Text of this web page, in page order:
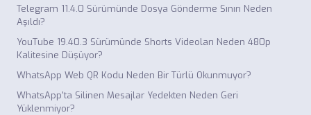
Telegram 11.4.0 Sürümünde Dosya Gönderme Sınırı Neden
Aşıldı?
YouTube 19.40.3 Sürümünde Shorts Videoları Neden 480p
Kalitesine Düşüyor?
WhatsApp Web QR Kodu Neden Bir Türlü Okunmuyor?
WhatsApp'ta Silinen Mesajlar Yedekten Neden Geri
Yüklenmiyor?